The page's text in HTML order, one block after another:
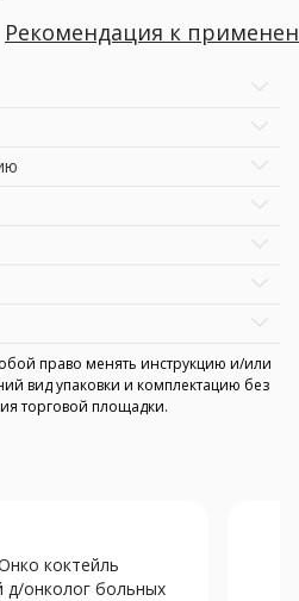
Рекомендация к
право менять инструкцию и/или
вид упаковки и комплектацию без
торговой площадки.
коктейль
д/онколог больных